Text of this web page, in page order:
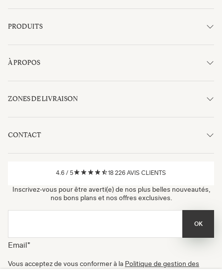
PRODUITS
À PROPOS
ZONES DE LIVRAISON
CONTACT
4.6 / 5 18 226 AVIS CLIENTS
Inscrivez-vous pour être averti(e) de nos plus belles nouveautés,
nos bons plans et nos offres exclusives.
Email*
OK
Vous acceptez de vous conformer à la Politique de gestion des